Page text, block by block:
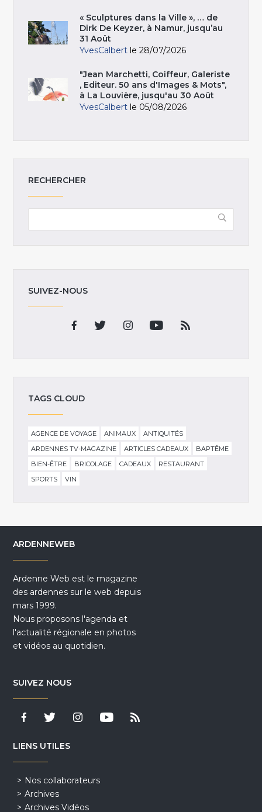
« Sculptures dans la Ville », … de
Dirk De Keyzer, à Namur, jusqu’au
31 Août
YvesCalbert le 28/07/2026
"Jean Marchetti, Coiffeur, Galeriste
, Editeur. 50 ans d'Images & Mots",
à La Louvière, jusqu'au 30 Août
YvesCalbert le 05/08/2026
RECHERCHER
SUIVEZ-NOUS
TAGS CLOUD
AGENCE DE VOYAGE ANIMAUX
ANTIQUITÉS
ARDENNES TV-MAGAZINE
ARTICLES CADEAUX
BAPTÊME
BIEN-ÊTRE
BRICOLAGE CADEAUX
RESTAURANT
SPORTS
VIN
ARDENNEWEB
Ardenne Web est le magazine
des ardennes sur le web depuis
mars 1999.
Nous proposons l'agenda et
l'actualité régionale en photos
et vidéos au quotidien.
SUIVEZ NOUS
LIENS UTILES
Nos collaborateurs
Archives
Archives Vidéos